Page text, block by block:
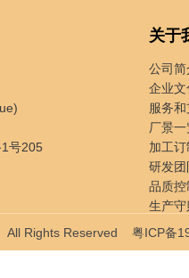
号205
关于
公司简
企业文
服务
厂景一
加工订
研发团
品质控
生产守
贸易服
All Rights Reserved 粤ICP备